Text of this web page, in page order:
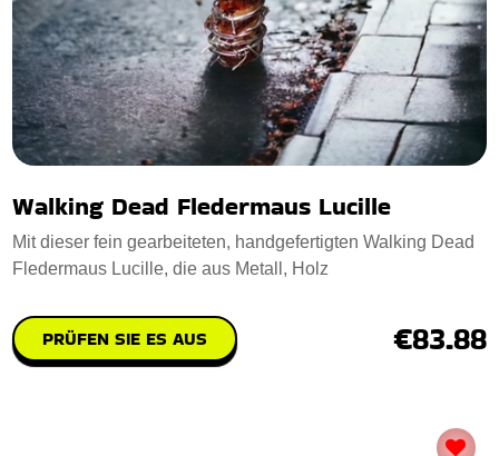
Walking Dead Fledermaus Lucille
Mit dieser fein gearbeiteten, handgefertigten Walking Dead
Fledermaus Lucille, die aus Metall, Holz
PRÜFEN SIE ES AUS €83.88